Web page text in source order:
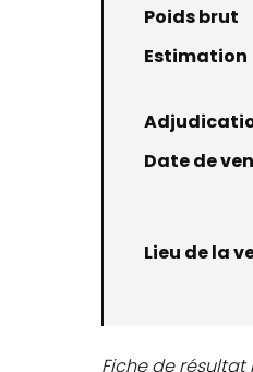
Poids brut
Estimation
Date de
Lieu de la
Fiche de